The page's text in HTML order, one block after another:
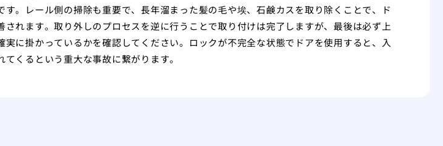
す。レール側の掃除も重要で、長年溜まった髪の毛や埃、石鹸カスを取り除くことで、ド
されます。取り外しのプロセスを逆に行うことで取り付けは完了しますが、最後は必ず上
実に掛かっているかを確認してください。ロックが不完全な状態でドアを使用すると、入
くるという重大な事故に繋がります。